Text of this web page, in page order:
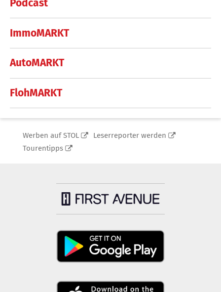
Podcast
ImmoMARKT
AutoMARKT
FlohMARKT
Werben auf STOL
Leserreporter werden
Tourentipps